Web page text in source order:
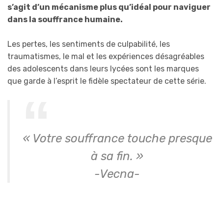
s’agit d’un mécanisme plus qu’idéal pour naviguer
dans la souffrance humaine.
Les pertes, les sentiments de culpabilité, les
traumatismes, le mal et les expériences désagréables
des adolescents dans leurs lycées sont les marques
que garde à l’esprit le fidèle spectateur de cette série.
« Votre souffrance touche presque
à sa fin. »
-Vecna-